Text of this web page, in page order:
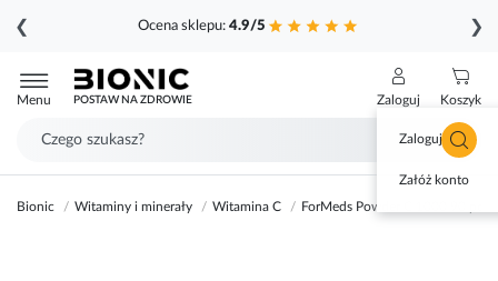
Ocena sklepu: 4.9/5
❮ ❯
do
treści
Menu POSTAW NA ZDROWIE Zaloguj
Zaloguj się
Załóż konto
Koszyk
Bionic Witaminy i minerały Witamina C ForMeds Powder C 1000 90